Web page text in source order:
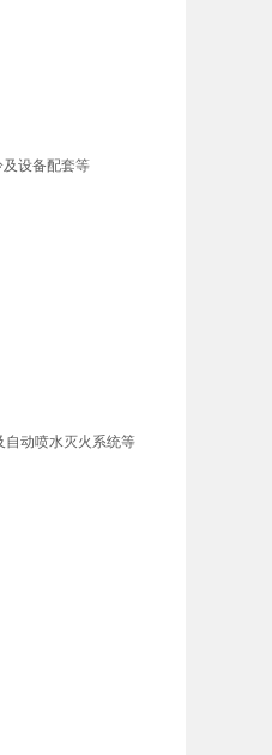
设备配套等
自动喷水灭火系统等